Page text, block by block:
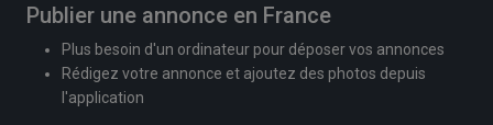
Publier une annonce en France
Plus besoin d'un ordinateur pour déposer vos annonces
Rédigez votre annonce et ajoutez des photos depuis
l'application